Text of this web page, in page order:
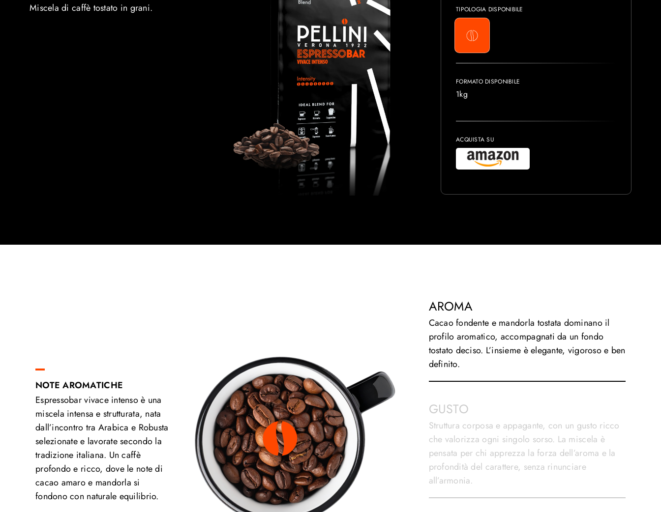
Miscela di caffè tostato in grani. TIPOLOGIA DISPONIBILE
FORMATO DISPONIBILE
1kg
ACQUISTA SU
NOTE AROMATICHE
Espressobar vivace intenso è una
miscela intensa e strutturata, nata
dall’incontro tra Arabica e Robusta
selezionate e lavorate secondo la
tradizione italiana. Un caffè
profondo e ricco, dove le note di
cacao amaro e mandorla si
fondono con naturale equilibrio.
AROMA
Cacao fondente e mandorla tostata dominano il
profilo aromatico, accompagnati da un fondo
tostato deciso. L’insieme è elegante, vigoroso e ben
definito.
GUSTO
Struttura corposa e appagante, con un gusto ricco
che valorizza ogni singolo sorso. La miscela è
pensata per chi apprezza la forza dell’aroma e la
profondità del carattere, senza rinunciare
all’armonia.